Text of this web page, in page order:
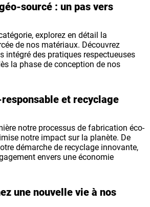
sourcé : un pas vers
explorez en détail la
de nos matériaux. Découvrez
intégré des pratiques respectueuses
la phase de conception de nos
et recyclage
notre processus de fabrication éco-
notre impact sur la planète. De
démarche de recyclage innovante,
envers une économie
une nouvelle vie à nos